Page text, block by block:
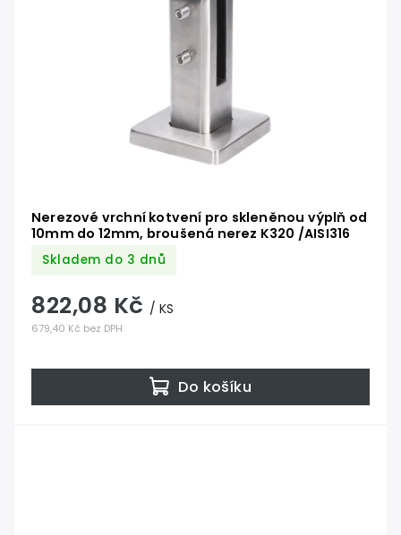
Nerezové vrchní kotvení pro skleněnou výplň od
10mm do 12mm, broušená nerez K320 /AISI316
Skladem do 3 dnů
679,40 Kč bez DPH
822,08 Kč / KS
Do košíku